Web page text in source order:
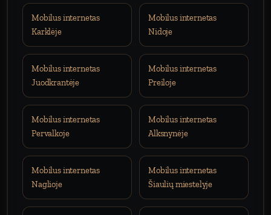
Mobilus internetas
Karklėje
Mobilus internetas
Nidoje
Mobilus internetas
Juodkrantėje
Mobilus internetas
Preiloje
Mobilus internetas
Pervalkoje
Mobilus internetas
Alksnynėje
Mobilus internetas
Naglioje
Mobilus internetas
Šiaulių miestelyje